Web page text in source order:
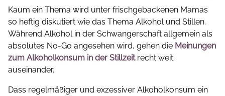
Kaum ein Thema wird unter frischgebackenen Mamas
so heftig diskutiert wie das Thema Alkohol und Stillen.
Während Alkohol in der Schwangerschaft allgemein als
absolutes No-Go angesehen wird, gehen die Meinungen
zum Alkoholkonsum in der Stillzeitrecht weit
auseinander.
Dass regelmäßiger und exzessiver Alkoholkonsum ein